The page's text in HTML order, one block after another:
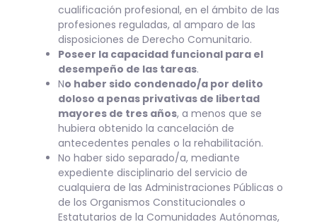
cualificación profesional, en el ámbito de las
profesiones reguladas, al amparo de las
disposiciones de Derecho Comunitario.
Poseer la capacidad funcional para el
desempeño de las tareas.
No haber sido condenado/a por delito
doloso a penas privativas de libertad
mayores de tres años, a menos que se
hubiera obtenido la cancelación de
antecedentes penales o la rehabilitación.
No haber sido separado/a, mediante
expediente disciplinario del servicio de
cualquiera de las Administraciones Públicas o
de los Organismos Constitucionales o
Estatutarios de la Comunidades Autónomas,